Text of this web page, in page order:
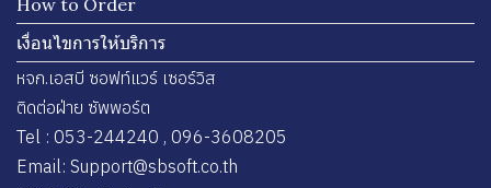
How to Order
เงื่อนไขการให้บริการ
หจก.เอสบี ซอฟท์แวร์ เซอร์วิส
ติดต่อฝ่าย ซัพพอร์ต
Tel : 053-244240 , 096-3608205
Email: Support@sbsoft.co.th